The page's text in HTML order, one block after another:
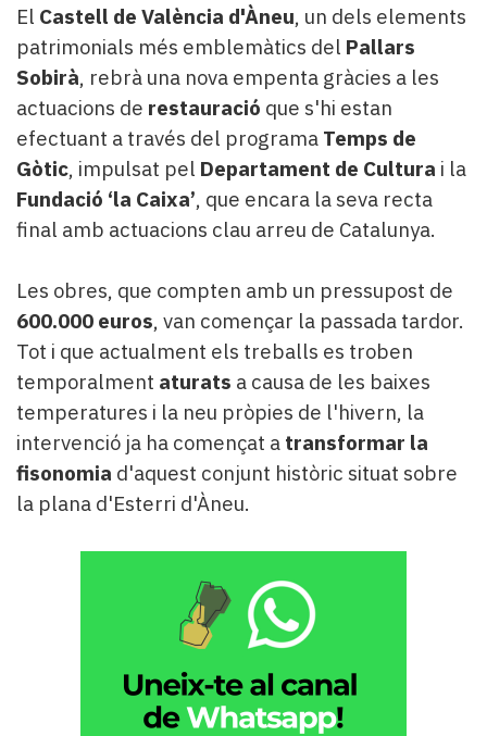
Contingut
patrocinat
més
llegit...
Editorial
El Castell de València d'Àneu, un dels elements
patrimonials més emblemàtics del Pallars
Sobirà, rebrà una nova empenta gràcies a les
actuacions de restauració que s'hi estan
efectuant a través del programa Temps de
Gòtic, impulsat pel Departament de Cultura i la
Fundació ‘la Caixa’, que encara la seva recta
final amb actuacions clau arreu de Catalunya.
Les obres, que compten amb un pressupost de
600.000 euros, van començar la passada tardor.
Tot i que actualment els treballs es troben
temporalment aturats a causa de les baixes
temperatures i la neu pròpies de l'hivern, la
intervenció ja ha començat a transformar la
fisonomia d'aquest conjunt històric situat sobre
la plana d'Esterri d'Àneu.